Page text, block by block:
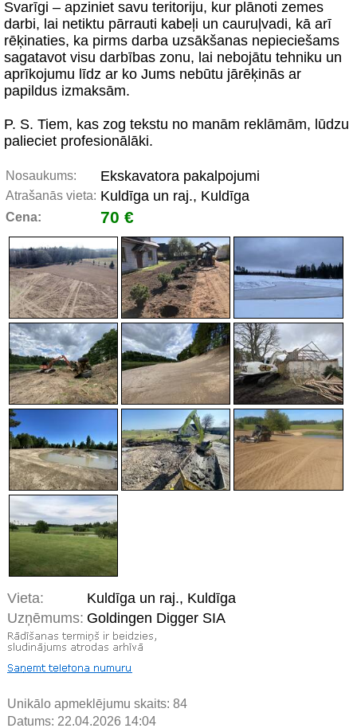
Svarīgi – apziniet savu teritoriju, kur plānoti zemes
darbi, lai netiktu pārrauti kabeļi un cauruļvadi, kā arī
rēķinaties, ka pirms darba uzsākšanas nepieciešams
sagatavot visu darbības zonu, lai nebojātu tehniku un
aprīkojumu līdz ar ko Jums nebūtu jārēķinās ar
papildus izmaksām.
P. S. Tiem, kas zog tekstu no manām reklāmām, lūdzu
palieciet profesionālāki.
Nosaukums: Ekskavatora pakalpojumi
Atrašanās vieta: Kuldīga un raj., Kuldīga
Cena: 70 €
Vieta:
Kuldīga un raj., Kuldīga
Uzņēmums: Goldingen Digger SIA
Unikālo apmeklējumu skaits: 84
Datums: 22.04.2026 14:04